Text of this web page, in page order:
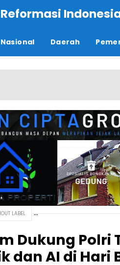
Nasional Daerah
LABEL
Dukung
dan AI di